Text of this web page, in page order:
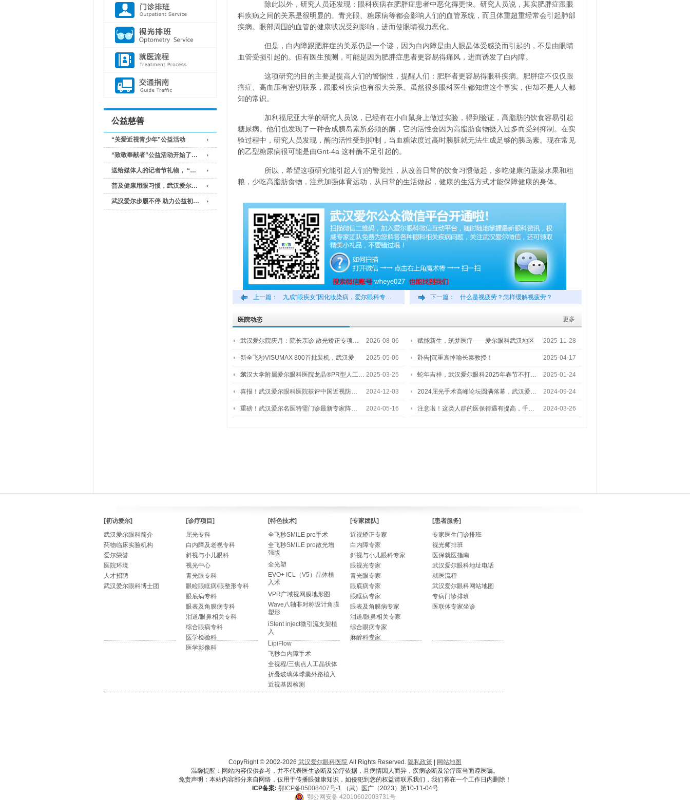
公益慈善
“关爱近视青少年”公益活动
“致敬奉献者”公益活动开始了…
送给媒体人的记者节礼物， “…
普及健康用眼习惯，武汉爱尔…
武汉爱尔步履不停 助力公益初…
除此以外，研究人员还发现：眼科疾病在肥胖症患者中恶化得更快。研究人员说，其实肥胖症跟眼
科疾病之间的关系是很明显的。青光眼、糖尿病等都会影响人们的血管系统，而且体重超重经常会引起肺部
疾病。眼部周围的血管的健康状况受到影响，进而使眼睛视力恶化。
但是，白内障跟肥胖症的关系仍是一个谜，因为白内障是由人眼晶体受感染而引起的，不是由眼睛
血管受损引起的。但有医生预测，可能是因为肥胖症患者更容易得痛风，进而诱发了白内障。
这项研究的目的主要是提高人们的警惕性，提醒人们：肥胖者更容易得眼科疾病。肥胖症不仅仅跟
癌症、高血压有密切联系，跟眼科疾病也有很大关系。虽然很多眼科医生都知道这个事实，但却不是人人都
知的常识。
加利福尼亚大学的研究人员说，已经有在小白鼠身上做过实验，得到验证，高脂肪的饮食容易引起
糖尿病。他们也发现了一种合成胰岛素所必须的酶，它的活性会因为高脂肪食物摄入过多而受到抑制。在实
验过程中，研究人员发现，酶的活性受到抑制，当血糖浓度过高时胰脏就无法生成足够的胰岛素。现在常见
的乙型糖尿病很可能是由Gnt-4a 这种酶不足引起的。
所以，希望这项研究能引起人们的警觉性，从改善日常的饮食习惯做起，多吃健康的蔬菜水果和粗
粮，少吃高脂肪食物，注意加强体育运动，从日常的生活做起，健康的生活方式才能保障健康的身体。
上一篇： 九成“眼疾女”因化妆染病，爱尔眼科专… 下一篇： 什么是视疲劳？怎样缓解视疲劳？
更多
医院动态
武汉爱尔院庆月：院长亲诊 散光矫正专项… 2026-08-06 赋能新生，筑梦医疗——爱尔眼科武汉地区
2…
2025-11-28
新全飞秒VISUMAX 800首批装机，武汉爱
尔…
2025-05-06 讣告|沉重哀悼喻长泰教授！ 2025-04-17
武汉大学附属爱尔眼科医院龙晶®PR型人工… 2025-03-25 蛇年吉祥，武汉爱尔眼科2025年春节不打… 2025-01-24
喜报！武汉爱尔眼科医院获评中国近视防… 2024-12-03 2024屈光手术高峰论坛圆满落幕，武汉爱… 2024-09-24
重磅！武汉爱尔名医特需门诊最新专家阵… 2024-05-16 注意啦！这类人群的医保待遇有提高，千… 2024-03-26
[初访爱尔]
武汉爱尔眼科简介
药物临床实验机构
爱尔荣誉
医院环境
人才招聘
武汉爱尔眼科博士团
[诊疗项目]
屈光专科
白内障及老视专科
斜视与小儿眼科
视光中心
青光眼专科
眼睑眼眶病/眼整形专科
眼底病专科
眼表及角膜病专科
泪道/眼鼻相关专科
综合眼病专科
医学检验科
医学影像科
[特色技术]
全飞秒SMILE pro手术
全飞秒SMILE pro散光增
强版
全光塑
EVO+ ICL（V5）晶体植
入术
VPR广域视网膜地形图
Wave八轴非对称设计角膜
塑形
iStent inject微引流支架植
入
LipiFlow
飞秒白内障手术
全视程/三焦点人工晶状体
折叠玻璃体球囊外路植入
近视基因检测
[专家团队]
近视矫正专家
白内障专家
斜视与小儿眼科专家
眼视光专家
青光眼专家
眼底病专家
眼眶病专家
眼表及角膜病专家
泪道/眼鼻相关专家
综合眼病专家
麻醉科专家
[患者服务]
专家医生门诊排班
视光师排班
医保就医指南
武汉爱尔眼科地址电话
就医流程
武汉爱尔眼科网站地图
专病门诊排班
医联体专家坐诊
CopyRight © 2002-2026 武汉爱尔眼科医院 All Rights Reserved. 隐私政策
网站地图
温馨提醒：网站内容仅供参考，并不代表医生诊断及治疗依据，且病情因人而异，疾病诊断及治疗应当面遵医嘱。
免责声明：本站内容部分来自网络，仅用于传播眼健康知识，如侵犯到您的权益请联系我们，我们将在一个工作日内删除！
ICP备案: 鄂ICP备05008407号-1 （武）医广（2023）第10-11-04号
鄂公网安备 42010602003731号